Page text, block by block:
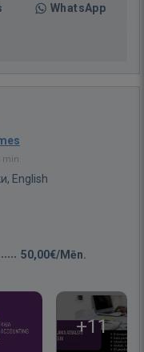
WhatsApp
English
50,00€/Mēn.
+11